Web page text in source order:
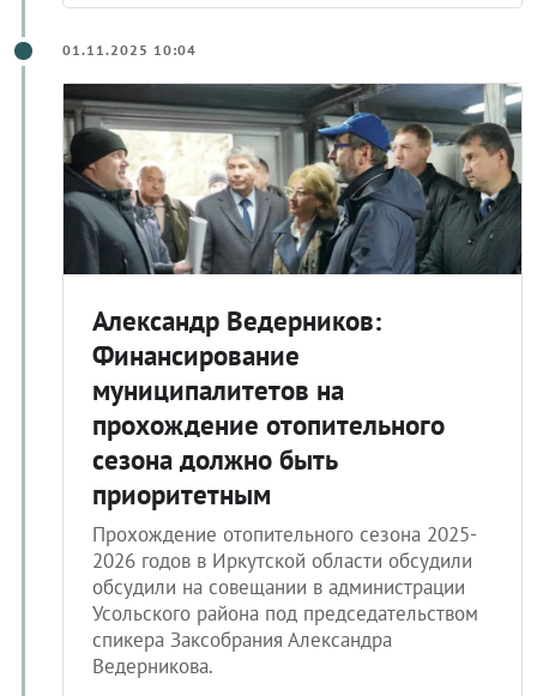
01.11.2025 10:04
Александр Ведерников:
Финансирование
муниципалитетов на
прохождение отопительного
сезона должно быть
приоритетным
Прохождение отопительного сезона 2025-
2026 годов в Иркутской области обсудили
обсудили на совещании в администрации
Усольского района под председательством
спикера Заксобрания Александра
Ведерникова.